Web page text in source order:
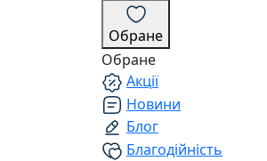
Обране
Обране
Акції
Новини
Блог
Благодійність